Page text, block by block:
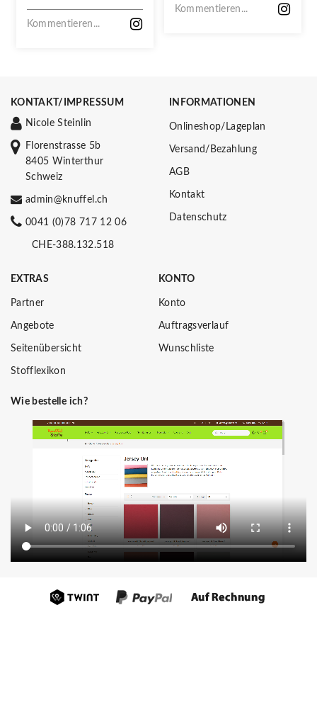
VERPASSEN!
Kommentieren...
Kommentieren...
KONTAKT/IMPRESSUM
Nicole Steinlin
Florenstrasse 5b
8405 Winterthur
Schweiz
admin@knuffel.ch
0041 (0)78 717 12 06
CHE-388.132.518
INFORMATIONEN
Onlineshop/Lageplan
Versand/Bezahlung
AGB
Kontakt
Datenschutz
EXTRAS
Partner
Angebote
Seitenübersicht
Stofflexikon
KONTO
Konto
Auftragsverlauf
Wunschliste
Wie bestelle ich?